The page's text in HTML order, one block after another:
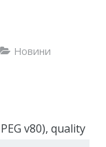
Новини